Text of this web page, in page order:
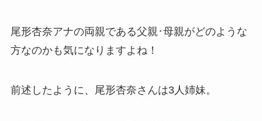
尾形杏奈アナの両親である父親･母親がどのような
方なのかも気になりますよね！
前述したように、尾形杏奈さんは3人姉妹。